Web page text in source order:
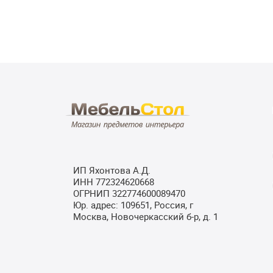
ИП Яхонтова А.Д.
ИНН 772324620668
ОГРНИП 322774600089470
Юр. адрес: 109651, Россия, г
Москва, Новочеркасский б-р, д. 1